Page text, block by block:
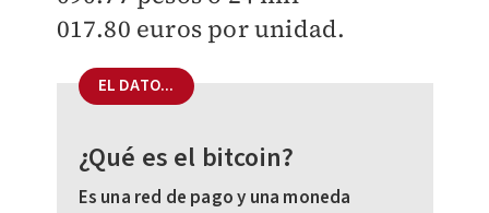
017.80 euros por unidad.
EL DATO...
¿Qué es el bitcoin?
Es una red de pago y una moneda